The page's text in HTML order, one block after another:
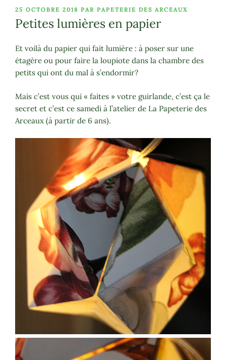
PUBLIÉ
LE
25 OCTOBRE 2018 PAR PAPETERIE DES ARCEAUX
Petites lumières en papier
Et voilà du papier qui fait lumière : à poser sur une
étagère ou pour faire la loupiote dans la chambre des
petits qui ont du mal à s’endormir?
Mais c’est vous qui « faites » votre guirlande, c’est ça le
secret et c’est ce samedi à l’atelier de La Papeterie des
Arceaux (à partir de 6 ans).